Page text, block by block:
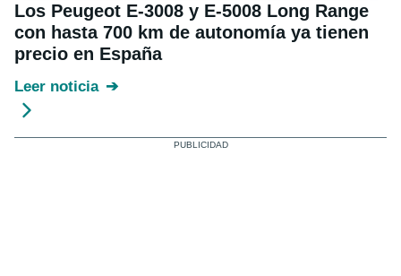
Los Peugeot E-3008 y E-5008 Long Range
con hasta 700 km de autonomía ya tienen
precio en España
Leer noticia